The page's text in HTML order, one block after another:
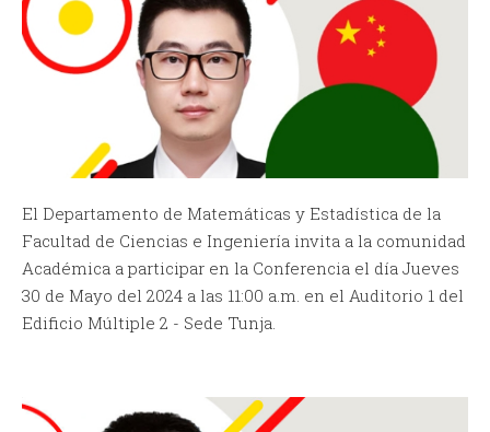
El Departamento de Matemáticas y Estadística de la
Facultad de Ciencias e Ingeniería invita a la comunidad
Académica a participar en la Conferencia el día Jueves
30 de Mayo del 2024 a las 11:00 a.m. en el Auditorio 1 del
Edificio Múltiple 2 - Sede Tunja.